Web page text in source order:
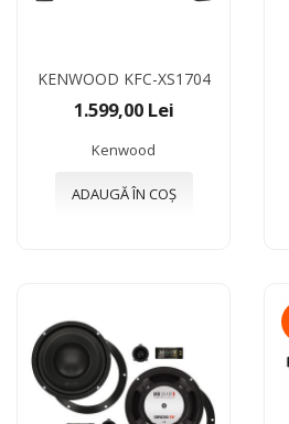
KENWOOD KFC-XS1704
1.599,00 Lei
Kenwood
ADAUGĂ ÎN COȘ